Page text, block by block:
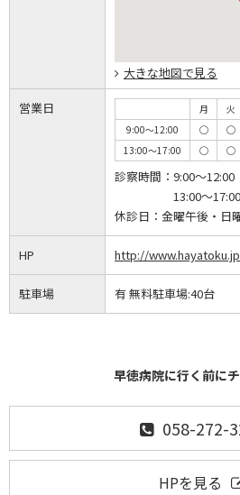
大きな地図で見る
営業日 月 火
9:00～12:00
◯ ◯
13:00～17:00
◯ ◯
診察時間： 9:00～12:00
13:00～17:00
休診日： 金曜午後・日
HP http://
駐車場 有 無料駐車場:40台
早徳病院に行く前に
058-272-
HPを見る